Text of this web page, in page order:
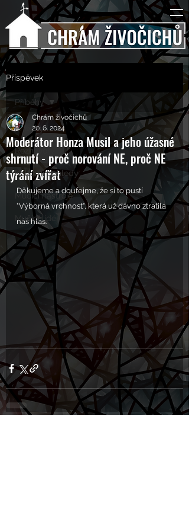
Příspěvek
Příběhy
Rozhovory
Kulturní pohledy
Mučící nástroje
Mučící lidé
Příběhy
Moderátor Honza Musil a jeho úžasné
shrnutí - proč norování NE, proč NE
týrání zvířat
Chrám živočichů
20. 6. 2024
Děkujeme a doufejme, že si to pustí
"Výborná vrchnost", která už dávno ztratila
náš hlas.